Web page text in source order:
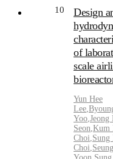
10
Design
of
scale
Yun Hee
Lee,
Yoo,Jeong
Seon,Kum
Choi,Sung
Choi,